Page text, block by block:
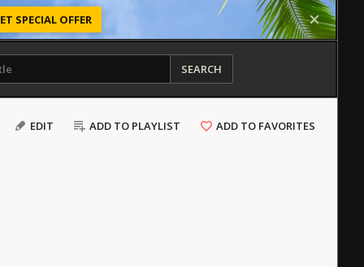
SPECIAL OFFER
SEARCH
EDIT ADD TO PLAYLIST ADD TO FAVORITES